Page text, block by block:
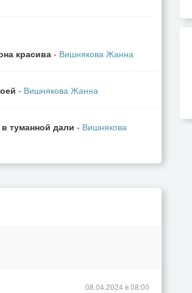
красива - Вишнякова Жанна
- Вишнякова Жанна
в туманной дали - Вишнякова
08.04.2024 в 08:00